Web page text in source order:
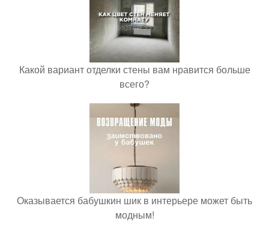
Какой вариант отделки стены вам нравится больше
всего?
Оказывается бабушкин шик в интерьере может быть
модным!